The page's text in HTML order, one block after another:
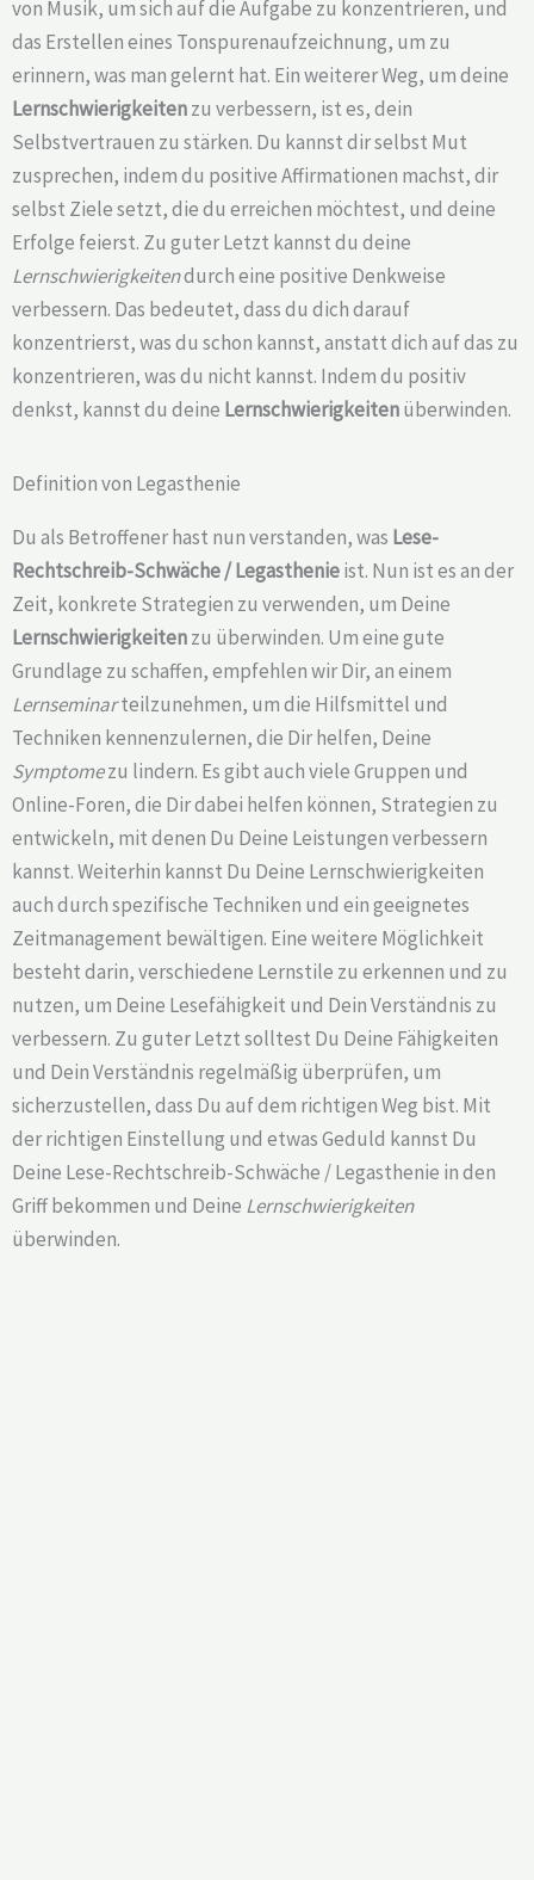
von Musik, um sich auf die Aufgabe zu konzentrieren, und
das Erstellen eines Tonspurenaufzeichnung, um zu
erinnern, was man gelernt hat. Ein weiterer Weg, um deine
Lernschwierigkeitenzu verbessern, ist es, dein
Selbstvertrauen zu stärken. Du kannst dir selbst Mut
zusprechen, indem du positive Affirmationen machst, dir
selbst Ziele setzt, die du erreichen möchtest, und deine
Erfolge feierst. Zu guter Letzt kannst du deine
Lernschwierigkeitendurch eine positive Denkweise
verbessern. Das bedeutet, dass du dich darauf
konzentrierst, was du schon kannst, anstatt dich auf das zu
konzentrieren, was du nicht kannst. Indem du positiv
denkst, kannst du deine Lernschwierigkeitenüberwinden.
Definition von Legasthenie
Du als Betroffener hast nun verstanden, was Lese-
Rechtschreib-Schwäche /Legasthenieist. Nun ist es an der
Zeit, konkrete Strategien zu verwenden, um Deine
Lernschwierigkeitenzu überwinden. Um eine gute
Grundlage zu schaffen, empfehlen wir Dir, an einem
Lernseminarteilzunehmen, um die Hilfsmittel und
Techniken kennenzulernen, die Dir helfen, Deine
Symptomezu lindern. Es gibt auch viele Gruppen und
Online-Foren, die Dir dabei helfen können, Strategien zu
entwickeln, mit denen Du Deine Leistungen verbessern
kannst. Weiterhin kannst Du Deine Lernschwierigkeiten
auch durch spezifische Techniken und ein geeignetes
Zeitmanagement bewältigen. Eine weitere Möglichkeit
besteht darin, verschiedene Lernstile zu erkennen und zu
nutzen, um Deine Lesefähigkeit und Dein Verständnis zu
verbessern. Zu guter Letzt solltest Du Deine Fähigkeiten
und Dein Verständnis regelmäßig überprüfen, um
sicherzustellen, dass Du auf dem richtigen Weg bist. Mit
der richtigen Einstellung und etwas Geduld kannst Du
Deine Lese-Rechtschreib-Schwäche / Legasthenie in den
Griff bekommen und Deine Lernschwierigkeiten
überwinden.